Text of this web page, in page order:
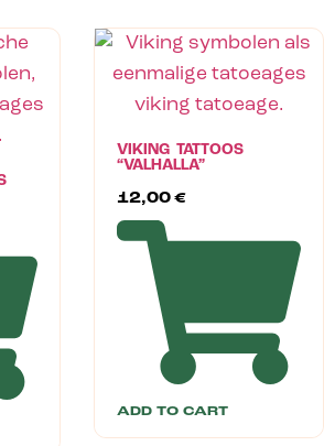
VIKING TATTOOS
“VALHALLA”
12,00 €
ADD TO CART